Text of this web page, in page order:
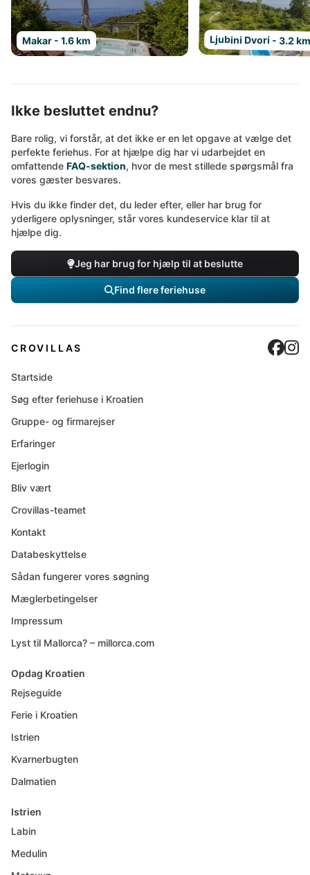
Makar - 1.6 km Ljubini Dvori - 3.2
Ikke besluttet endnu?
Bare rolig, vi forstår, at det ikke er en let opgave at vælge det
perfekte feriehus. For at hjælpe dig har vi udarbejdet en
omfattende FAQ-sektion, hvor de mest stillede spørgsmål fra
vores gæster besvares.
Hvis du ikke finder det, du leder efter, eller har brug for
yderligere oplysninger, står vores kundeservice klar til at
hjælpe dig.
Jeg har brug for hjælp til at beslutte
Find flere feriehuse
CROVILLAS
Startside
Søg efter feriehuse i Kroatien
Gruppe- og firmarejser
Erfaringer
Ejerlogin
Bliv vært
Crovillas-teamet
Kontakt
Databeskyttelse
Sådan fungerer vores søgning
Mæglerbetingelser
Impressum
Lyst til Mallorca? – millorca.com
Opdag Kroatien
Rejseguide
Ferie i Kroatien
Istrien
Kvarnerbugten
Dalmatien
Istrien
Labin
Medulin